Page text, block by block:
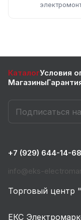
КаталогУсловия
Магазины
+7 (929) 644-14-68
info@eks-
Торговый центр
ЕКС